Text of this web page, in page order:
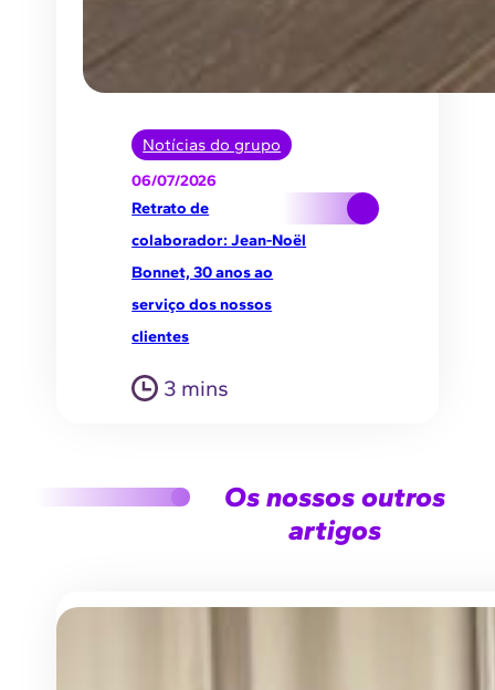
Notícias do grupo
06/07/2026
Retrato de
colaborador: Jean-Noël
Bonnet, 30 anos ao
serviço dos nossos
clientes
3 mins
Os nossos outros
artigos